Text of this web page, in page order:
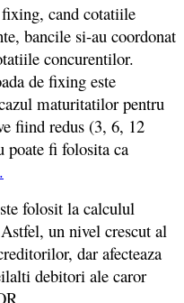
cand cotatiile
bancile si-au coordonat
concurentilor.
de fixing este
maturitatilor pentru
fiind redus (3, 6, 12
poate fi folosita ca
folosit la calculul
un nivel crescut al
dar afecteaza
debitori ale caror